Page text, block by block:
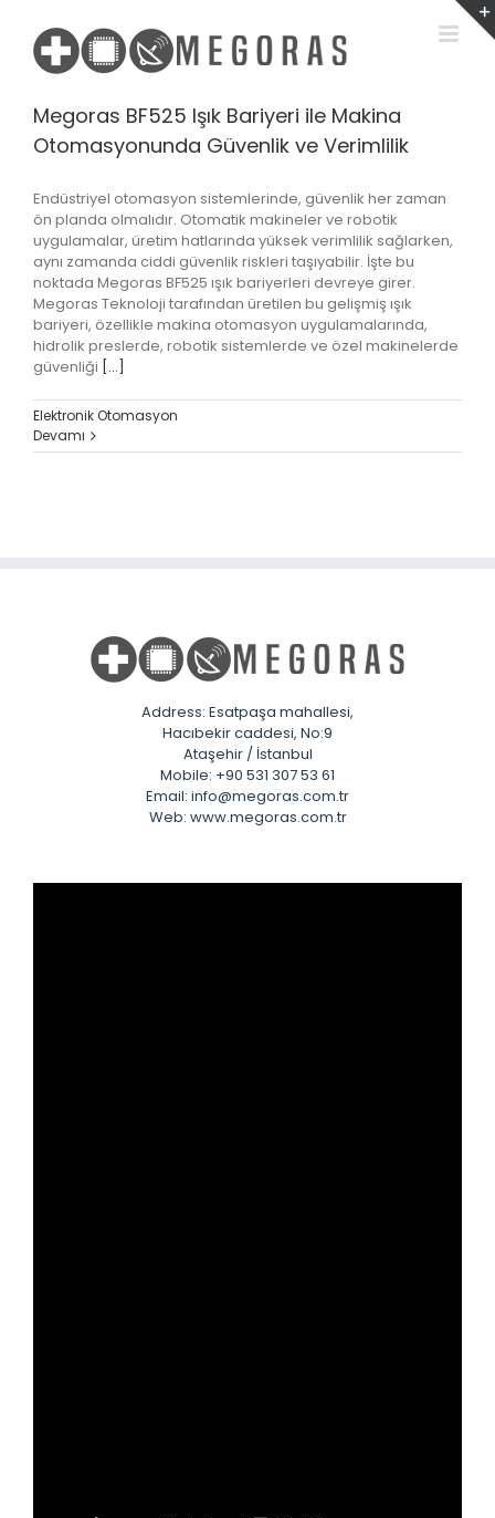
content
Megoras BF525 Işık Bariyeri ile Makina
Otomasyonunda Güvenlik ve Verimlilik
Endüstriyel otomasyon sistemlerinde, güvenlik her zaman
ön planda olmalıdır. Otomatik makineler ve robotik
uygulamalar, üretim hatlarında yüksek verimlilik sağlarken,
aynı zamanda ciddi güvenlik riskleri taşıyabilir. İşte bu
noktada Megoras BF525 ışık bariyerleri devreye girer.
Megoras Teknoloji tarafından üretilen bu gelişmiş ışık
bariyeri, özellikle makina otomasyon uygulamalarında,
hidrolik preslerde, robotik sistemlerde ve özel makinelerde
güvenliği [...]
Elektronik Otomasyon
Devamı
Address: Esatpaşa mahallesi,
Hacıbekir caddesi, No:9
Ataşehir / İstanbul
Mobile: +90 531 307 53 61
Email: info@megoras.com.tr
Web: www.megoras.com.tr